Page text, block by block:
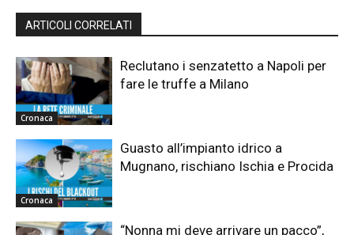
ARTICOLI CORRELATI
Cronaca
Reclutano i senzatetto a Napoli per
fare le truffe a Milano
Cronaca
Guasto all’impianto idrico a
Mugnano, rischiano Ischia e Procida
“Nonna mi deve arrivare un pacco”,